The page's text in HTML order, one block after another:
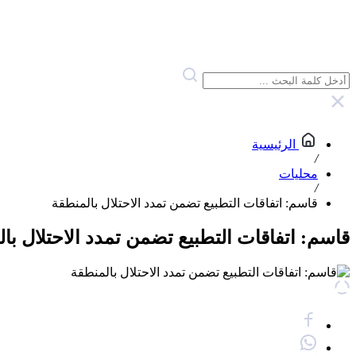
الرئيسية
/
محليات
/
قاسم: اتفاقات التطبيع تضمن تمدد الاحتلال بالمنطقة
قاسم: اتفاقات التطبيع تضمن تمدد الاحتلال